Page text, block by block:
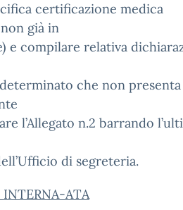
certificazione medica
già in
e compilare relativa
che non presenta
l’Allegato n.2 barrando
di segreteria.
ATA